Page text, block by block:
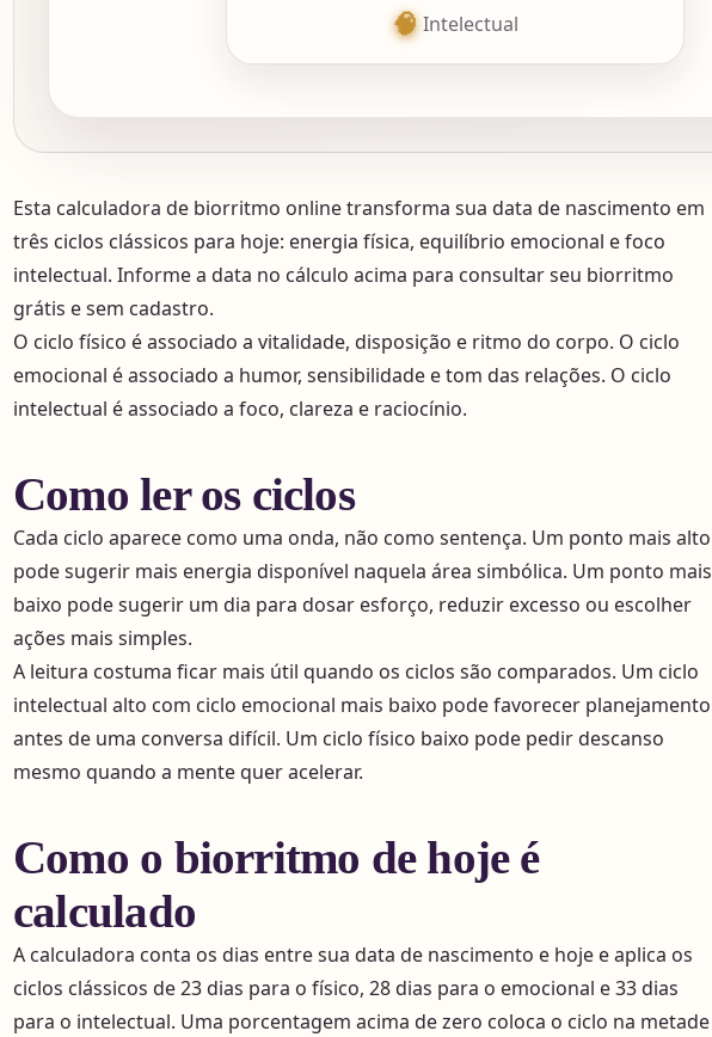
🧠Intelectual
Esta calculadora de biorritmo online transforma sua data de nascimento em
três ciclos clássicos para hoje: energia física, equilíbrio emocional e foco
intelectual. Informe a data no cálculo acima para consultar seu biorritmo
grátis e sem cadastro.
O ciclo físico é associado a vitalidade, disposição e ritmo do corpo. O ciclo
emocional é associado a humor, sensibilidade e tom das relações. O ciclo
intelectual é associado a foco, clareza e raciocínio.
Como ler os ciclos
Cada ciclo aparece como uma onda, não como sentença. Um ponto mais alto
pode sugerir mais energia disponível naquela área simbólica. Um ponto mais
baixo pode sugerir um dia para dosar esforço, reduzir excesso ou escolher
ações mais simples.
A leitura costuma ficar mais útil quando os ciclos são comparados. Um ciclo
intelectual alto com ciclo emocional mais baixo pode favorecer planejamento
antes de uma conversa difícil. Um ciclo físico baixo pode pedir descanso
mesmo quando a mente quer acelerar.
Como o biorritmo de hoje é
calculado
A calculadora conta os dias entre sua data de nascimento e hoje e aplica os
ciclos clássicos de 23 dias para o físico, 28 dias para o emocional e 33 dias
para o intelectual. Uma porcentagem acima de zero coloca o ciclo na metade